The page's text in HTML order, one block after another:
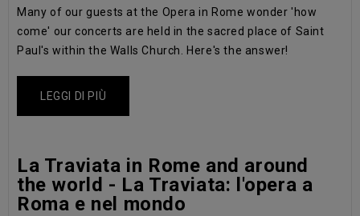
Many of our guests at the Opera in Rome wonder 'how
come' our concerts are held in the sacred place of Saint
Paul's within the Walls Church. Here's the answer!
LEGGI DI PIÙ
La Traviata in Rome and around
the world - La Traviata: l'opera a
Roma e nel mondo